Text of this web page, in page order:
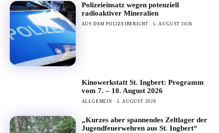
Polizeieinsatz wegen potenziell
radioaktiver Mineralien
AUS DEM POLIZEIBERICHT 5. AUGUST 2026
Kinowerkstatt St. Ingbert: Programm
vom 7. – 10. August 2026
ALLGEMEIN 5. AUGUST 2026
„Kurzes aber spannendes Zeltlager der
Jugendfeuerwehren aus St. Ingbert“